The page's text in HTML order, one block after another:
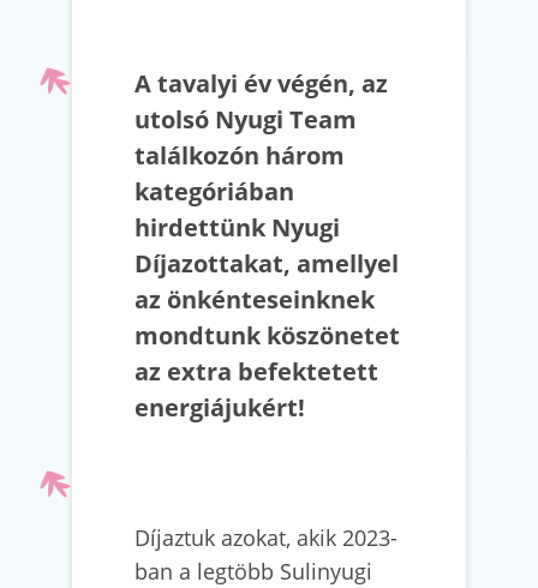
A tavalyi év végén, az
utolsó Nyugi Team
találkozón három
kategóriában
hirdettünk Nyugi
Díjazottakat, amellyel
az önkénteseinknek
mondtunk köszönetet
az extra befektetett
energiájukért!
Díjaztuk azokat, akik 2023-
ban a legtöbb Sulinyugi